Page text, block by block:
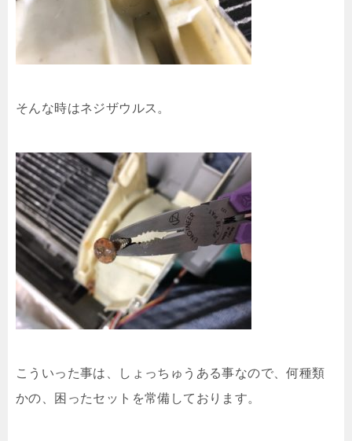
そんな時はネジザウルス。
こういった事は、しょっちゅうある事なので、何種類
かの、困ったセットを常備しております。